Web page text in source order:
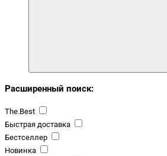
Расширенный поиск:
The.Best
Быстрая доставка
Бестселлер
Новинка